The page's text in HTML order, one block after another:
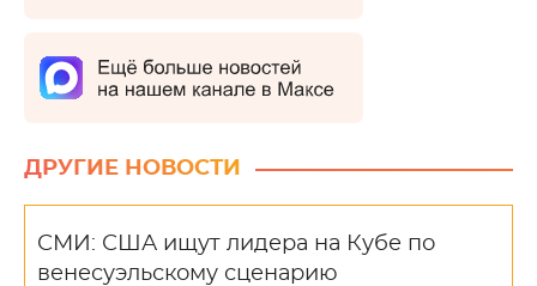
ДРУГИЕ НОВОСТИ
СМИ: США ищут лидера на Кубе по
венесуэльскому сценарию